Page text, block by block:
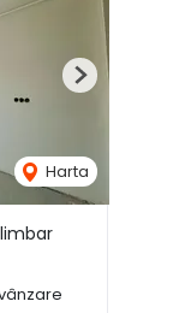
Harta
Next